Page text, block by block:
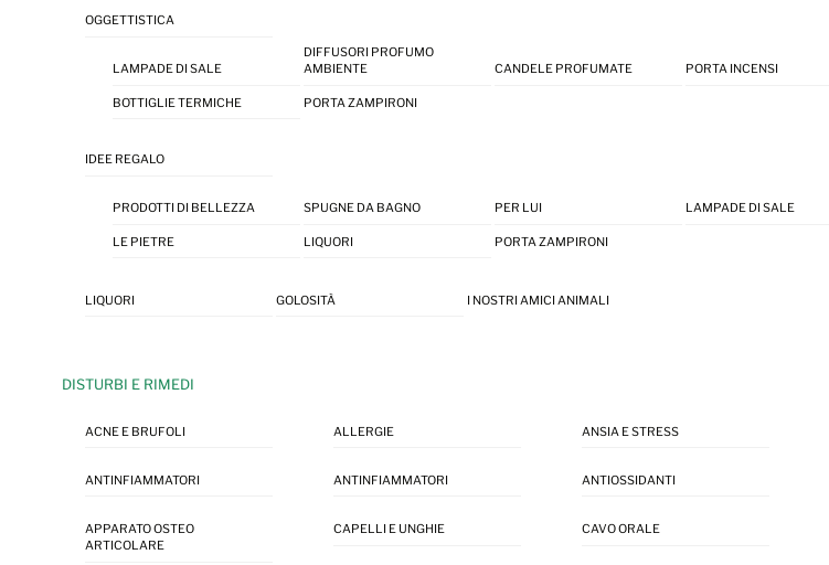
OGGETTISTICA
LAMPADE DI SALE
DIFFUSORI PROFUMO
AMBIENTE
CANDELE PROFUMATE PORTA INCENSI
BOTTIGLIE TERMICHE PORTA ZAMPIRONI
IDEE REGALO
PRODOTTI DI BELLEZZA SPUGNE DA BAGNO PER LUI LAMPADE DI SALE
LE PIETRE LIQUORI PORTA ZAMPIRONI
LIQUORI GOLOSITÀ I NOSTRI AMICI ANIMALI
DISTURBI E RIMEDI
ACNE E BRUFOLI ALLERGIE ANSIA E STRESS
ANTINFIAMMATORI ANTINFIAMMATORI ANTIOSSIDANTI
APPARATO OSTEO
ARTICOLARE
CAPELLI E UNGHIE CAVO ORALE